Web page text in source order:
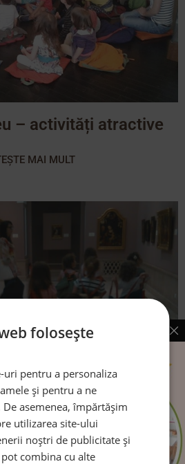
– activități atractive
MAI MULT
la muzeu
folosește
uri pentru a personaliza
și pentru a ne
asemenea, împărtășim
utilizarea site-ului
noștri de publicitate și
combina cu alte